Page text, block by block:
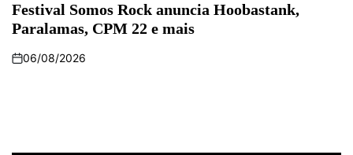
Festival Somos Rock anuncia Hoobastank,
Paralamas, CPM 22 e mais
06/08/2026